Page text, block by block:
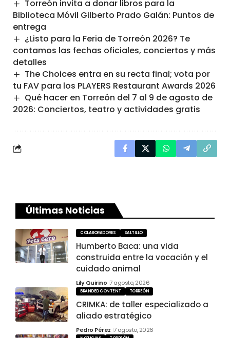
Torreón invita a donar libros para la
Biblioteca Móvil Gilberto Prado Galán: Puntos de
entrega
¿Listo para la Feria de Torreón 2026? Te
contamos las fechas oficiales, conciertos y más
detalles
The Choices entra en su recta final; vota por
tu FAV para los PLAYERS Restaurant Awards 2026
Qué hacer en Torreón del 7 al 9 de agosto de
2026: Conciertos, teatro y actividades gratis
Últimas Noticias
COLABORADORES SALTILLO
Humberto Baca: una vida
construida entre la vocación y el
cuidado animal
Lily Quirino 7 agosto, 2026
BRANDED CONTENT TORREÓN
CRIMKA: de taller especializado a
aliado estratégico
Pedro Pérez 7 agosto, 2026